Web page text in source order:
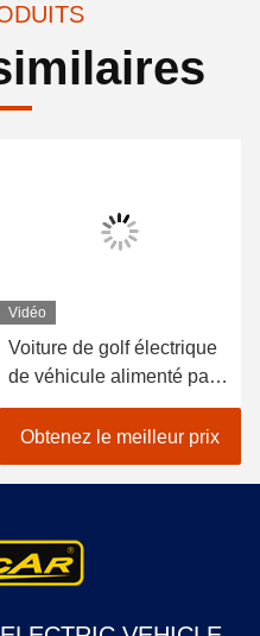
Vidéo
Voiture de golf électrique
de véhicule alimenté par
batterie au lithium 48V
EXCAR A1S6 + 2 blanc
Obtenez le meilleur prix